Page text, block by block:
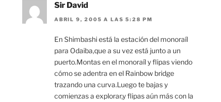
Sir David
ABRIL 9, 2005 A LAS 5:28 PM
En Shimbashi está la estación del monoraíl
para Odaiba,que a su vez está junto a un
puerto.Montas en el monoraíl y flipas viendo
cómo se adentra en el Rainbow bridge
trazando una curva.Luego te bajas y
comienzas a explorar,y flipas aún más con la